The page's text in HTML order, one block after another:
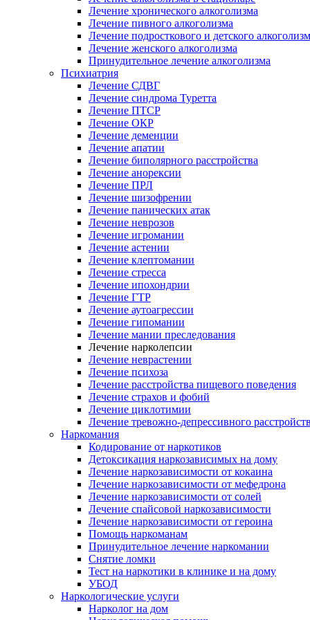
Лечение хронического алкоголизма
Лечение пивного алкоголизма
Лечение подросткового и детского
Лечение женского алкоголизма
Принудительное лечение алкоголизма
Психиатрия
Лечение СДВГ
Лечение синдрома Туретта
Лечение ПТСР
Лечение ОКР
Лечение деменции
Лечение апатии
Лечение биполярного расстройства
Лечение анорексии
Лечение ПРЛ
Лечение шизофрении
Лечение панических атак
Лечение неврозов
Лечение игромании
Лечение астении
Лечение клептомании
Лечение стресса
Лечение ипохондрии
Лечение ГТР
Лечение аутоагрессии
Лечение гипомании
Лечение мании преследования
Лечение нарколепсии
Лечение неврастении
Лечение психоза
Лечение расстройства пищевого поведения
Лечение страхов и фобий
Лечение циклотимии
Лечение тревожно-депрессивного
Наркомания
Кодирование от наркотиков
Детоксикация наркозависимых на дому
Лечение наркозависимости от кокаина
Лечение наркозависимости от мефедрона
Лечение наркозависимости от солей
Лечение спайсовой наркозависимости
Лечение наркозависимости от героина
Помощь наркоманам
Принудительное лечение наркомании
Снятие ломки
Тест на наркотики в клинике и на дому
УБОД
Наркологические услуги
Нарколог на дом